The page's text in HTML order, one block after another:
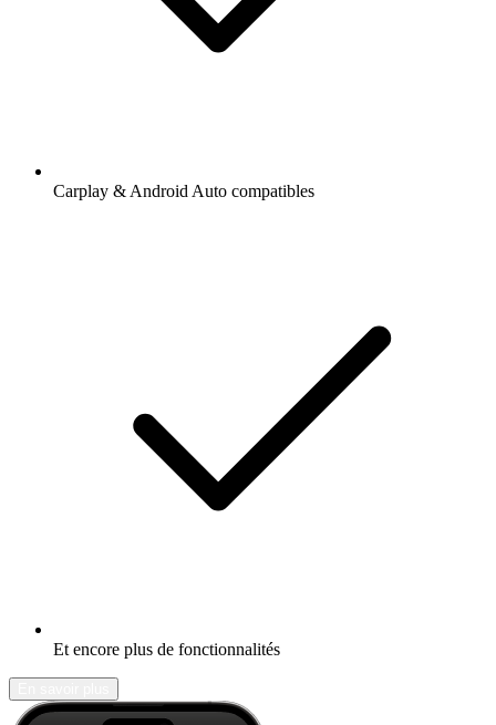
Carplay & Android Auto compatibles
Et encore plus de fonctionnalités